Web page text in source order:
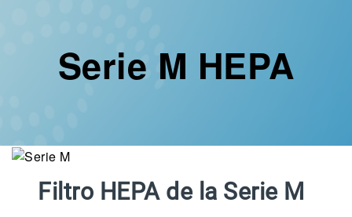
Serie M HEPA
Filtro HEPA de la Serie M